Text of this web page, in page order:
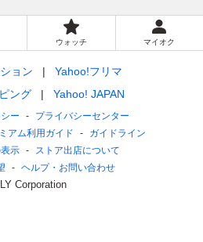
ウォッチ マイオク
ョン
Yahoo!フリマ
ング
Yahoo! JAPAN
ー
プライバシーセンター
アム利用ガイド
ガイドライン
示
ストア出店について
ヘルプ・お問い合わせ
Corporation